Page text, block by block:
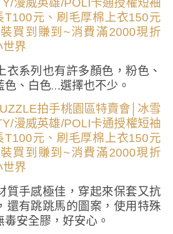
系列也有許多顏色，粉色、
、白色…選擇也不少。
質手感極佳，穿起來保套又抗
還有跳跳馬的圖案，使用特殊
安全膠，好安心。